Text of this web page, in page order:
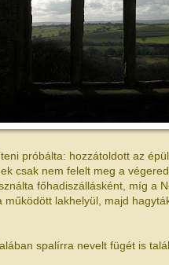
próbálta: hozzátoldott az
csak nem felelt meg a
főhadiszállásként, míg a
lakhelyül, majd
spalírra nevelt fügét is